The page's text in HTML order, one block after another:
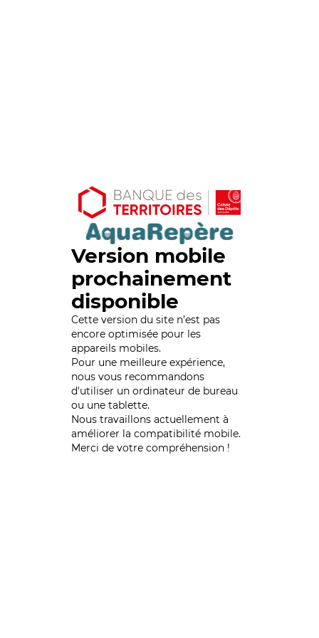
Version mobile
prochainement
disponible
Cette version du site n’est pas
encore optimisée pour les
appareils mobiles.
Pour une meilleure expérience,
nous vous recommandons
d'utiliser un ordinateur de bureau
ou une tablette.
Nous travaillons actuellement à
améliorer la compatibilité mobile.
Merci de votre compréhension !